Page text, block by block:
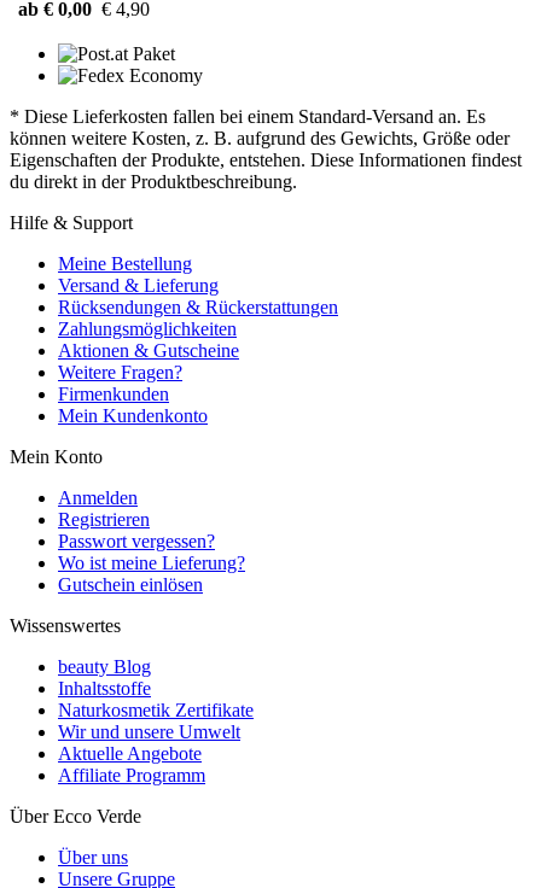
ab € 0,00 € 4,90
* Diese Lieferkosten fallen bei einem Standard-Versand an. Es
können weitere Kosten, z. B. aufgrund des Gewichts, Größe oder
Eigenschaften der Produkte, entstehen. Diese Informationen findest
du direkt in der Produktbeschreibung.
Hilfe & Support
Meine Bestellung
Versand & Lieferung
Rücksendungen & Rückerstattungen
Zahlungsmöglichkeiten
Aktionen & Gutscheine
Weitere Fragen?
Firmenkunden
Mein Kundenkonto
Mein Konto
Anmelden
Registrieren
Passwort vergessen?
Wo ist meine Lieferung?
Gutschein einlösen
Wissenswertes
beauty Blog
Inhaltsstoffe
Naturkosmetik Zertifikate
Wir und unsere Umwelt
Aktuelle Angebote
Affiliate Programm
Über Ecco Verde
Über uns
Unsere Gruppe